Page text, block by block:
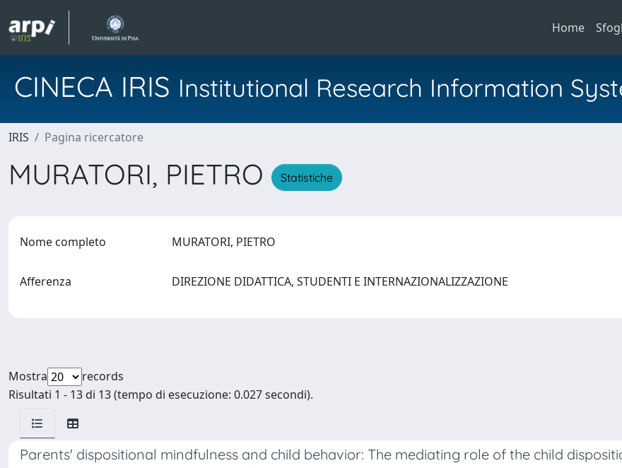
Home
CINECA IRIS Institutional Research Information
IRIS Pagina ricercatore
MURATORI, PIETRO Statistiche
Nome completo MURATORI, PIETRO
Afferenza DIREZIONE DIDATTICA, STUDENTI E INTERNAZIONALIZZAZIONE
Mostra
records
Risultati 1 - 13 di 13 (tempo di esecuzione: 0.027 secondi).
Parents' dispositional mindfulness and child behavior: The mediating role of the child